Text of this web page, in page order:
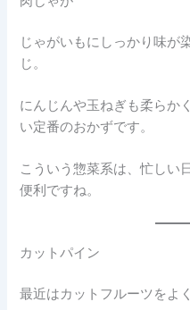
じゃがいもにしっかり味が
じ。
にんじんや玉ねぎも柔らか
い定番のおかずです。
こういう惣菜系は、忙しい
便利ですね。
カットパイン
最近はカットフルーツをよ